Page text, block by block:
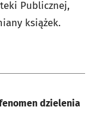
Publicznej,
książek.
dzielenia